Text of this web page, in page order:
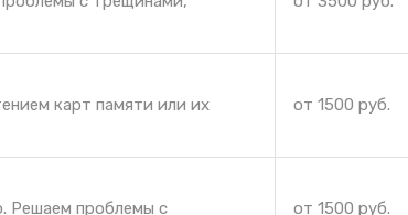
карт памяти или их
от 1500 руб.
Решаем проблемы с
от 1500 руб.